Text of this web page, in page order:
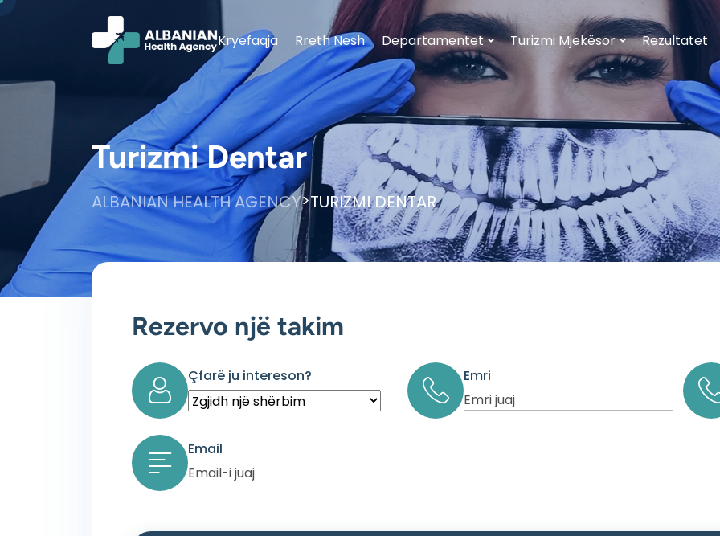
Kryefaqja Rreth Nesh Departamentet Turizmi Mjekësor Rezultatet
Turizmi Dentar
ALBANIAN HEALTH AGENCY>TURIZMI DENTAR
Rezervo një takim
Çfarë ju intereson? Emri
Email